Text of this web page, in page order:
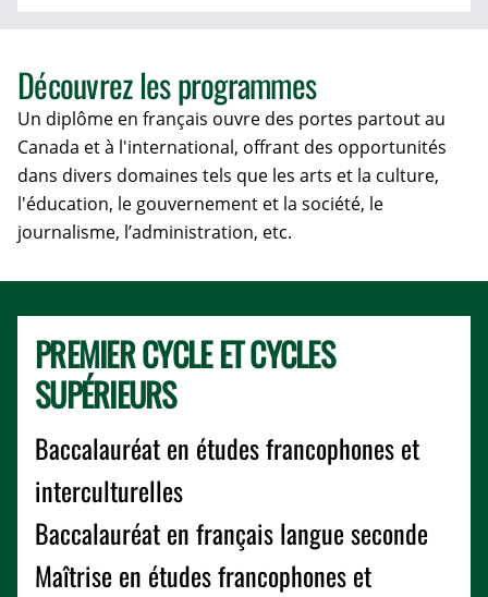
Découvrez les programmes
Un diplôme en français ouvre des portes partout au
Canada et à l'international, offrant des opportunités
dans divers domaines tels que les arts et la culture,
l'éducation, le gouvernement et la société, le
journalisme, l’administration, etc.
PREMIER CYCLE ET CYCLES
SUPÉRIEURS
Baccalauréat en études francophones et
interculturelles
Baccalauréat en français langue seconde
Maîtrise en études francophones et